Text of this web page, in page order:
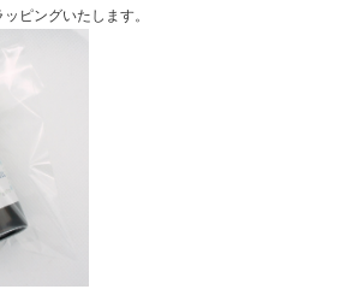
ピングいたします。